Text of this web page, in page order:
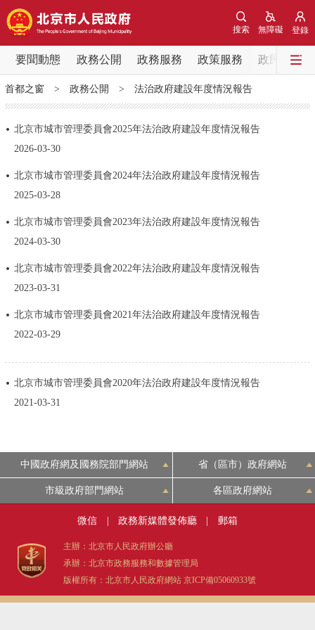
登錄
無障礙
搜索
要聞動態 政務公開 政務服務 政策服務 政民互動
要聞動態
黨中央精神 國務院資訊 中央部委動態
北京要聞 會議資訊 部門動態
各區熱點
市領導
政策兌現
決策公開
個人服務
仲介服務 陽光政務
12345網上接訴即辦 我要諮詢
參與調查 線上訪談 圖説互動
首都之窗> 政務公開 > 法治政府建設年度情況報告
北京市城市管理委員會2025年法治政府建設年度情況報告
2026-03-30
北京市城市管理委員會2024年法治政府建設年度情況報告
2025-03-28
北京市城市管理委員會2023年法治政府建設年度情況報告
2024-03-30
北京市城市管理委員會2022年法治政府建設年度情況報告
2023-03-31
北京市城市管理委員會2021年法治政府建設年度情況報告
2022-03-29
北京市城市管理委員會2020年法治政府建設年度情況報告
2021-03-31
中國政府網及國務院部門網站 省（區市）政府網站
市級政府部門網站 各區政府網站
微信 政務新媒體發佈廳 郵箱
主辦：北京市人民政府辦公廳
承辦：北京市政務服務和數據管理局
版權所有：北京市人民政府網站 京ICP備05060933號